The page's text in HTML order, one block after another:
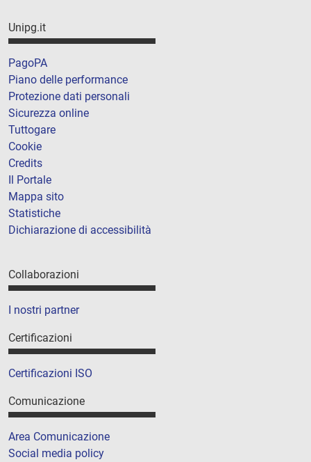
Unipg.it
PagoPA
Piano delle performance
Protezione dati personali
Sicurezza online
Tuttogare
Cookie
Credits
Il Portale
Mappa sito
Statistiche
Dichiarazione di accessibilità
Collaborazioni
I nostri partner
Certificazioni
Certificazioni ISO
Comunicazione
Area Comunicazione
Social media policy